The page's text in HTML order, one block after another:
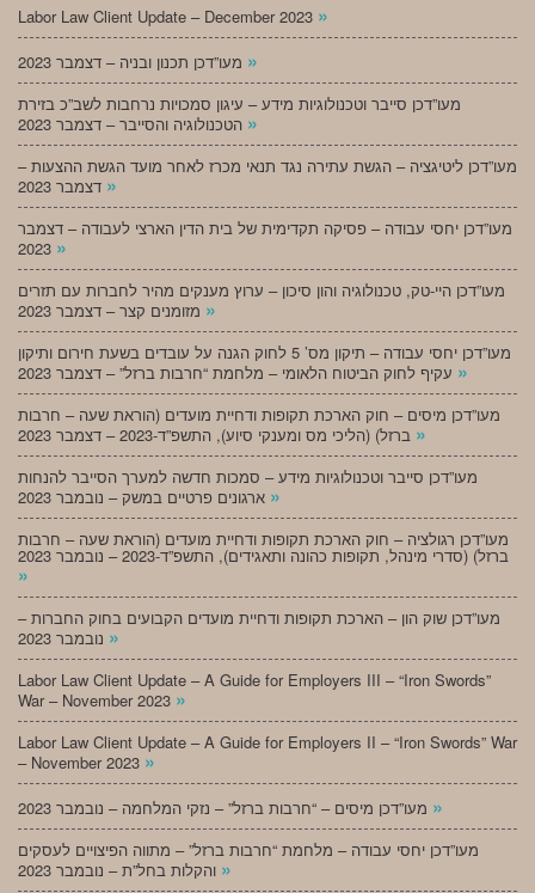
Labor Law Client Update – December 2023 »
»
מעו”דכן סייבר וטכנולוגיות מידע – עיגון סמכויות נרחבות לשב”כ בזירת
»
מעו”דכן ליטיגציה – הגשת עתירה נגד תנאי מכרז לאחר מועד הגשת ההצעות –
»
מעו”דכן יחסי עבודה – פסיקה תקדימית של בית הדין הארצי לעבודה – דצמבר
»
מעו”דכן היי-טק, טכנולוגיה והון סיכון – ערוץ מענקים מהיר לחברות עם תזרים
»
מעו”דכן יחסי עבודה – תיקון מס’ 5 לחוק הגנה על עובדים בשעת חירום ותיקון
»
מעו”דכן מיסים – חוק הארכת תקופות ודחיית מועדים (הוראת שעה – חרבות
»
מעו”דכן סייבר וטכנולוגיות מידע – סמכות חדשה למערך הסייבר להנחות
»
מעו”דכן רגולציה – חוק הארכת תקופות ודחיית מועדים (הוראת שעה – חרבות
ברזל) (סדרי מינהל, תקופות כהונה ותאגידים), התשפ”ד-2023 – נובמבר 2023
»
מעו”דכן שוק הון – הארכת תקופות ודחיית מועדים הקבועים בחוק החברות –
»
Labor Law Client Update – A Guide for Employers III – “Iron Swords”
War – November 2023 »
Labor Law Client Update – A Guide for Employers II – “Iron Swords” War
– November 2023 »
»
מעו”דכן יחסי עבודה – מלחמת “חרבות ברזל” – מתווה הפיצויים לעסקים
»